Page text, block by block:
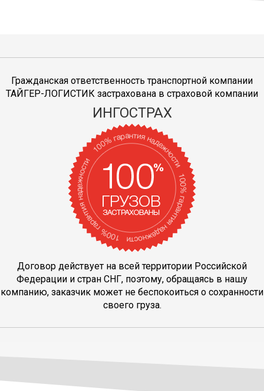
Гражданская ответственность транспортной компании
ТАЙГЕР-ЛОГИСТИК застрахована в страховой компании
ИНГОСТРАХ
Договор действует на всей территории Российской
Федерации и стран СНГ, поэтому, обращаясь в нашу
компанию, заказчик может не беспокоиться о сохранности
своего груза.